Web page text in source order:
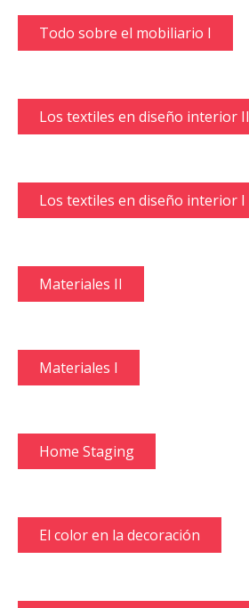
Todo sobre el mobiliario I
Los textiles en diseño interior II
Los textiles en diseño interior I
Materiales II
Materiales I
Home Staging
El color en la decoración